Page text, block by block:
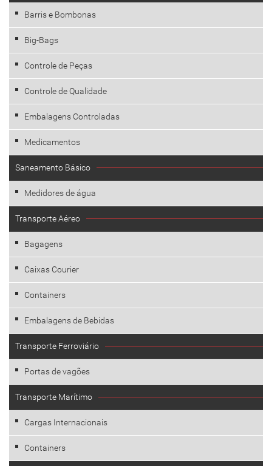
Barris e Bombonas
Big-Bags
Controle de Peças
Controle de Qualidade
Embalagens Controladas
Medicamentos
Saneamento Básico
Medidores de água
Transporte Aéreo
Bagagens
Caixas Courier
Containers
Embalagens de Bebidas
Transporte Ferroviário
Portas de vagões
Transporte Marítimo
Cargas Internacionais
Containers